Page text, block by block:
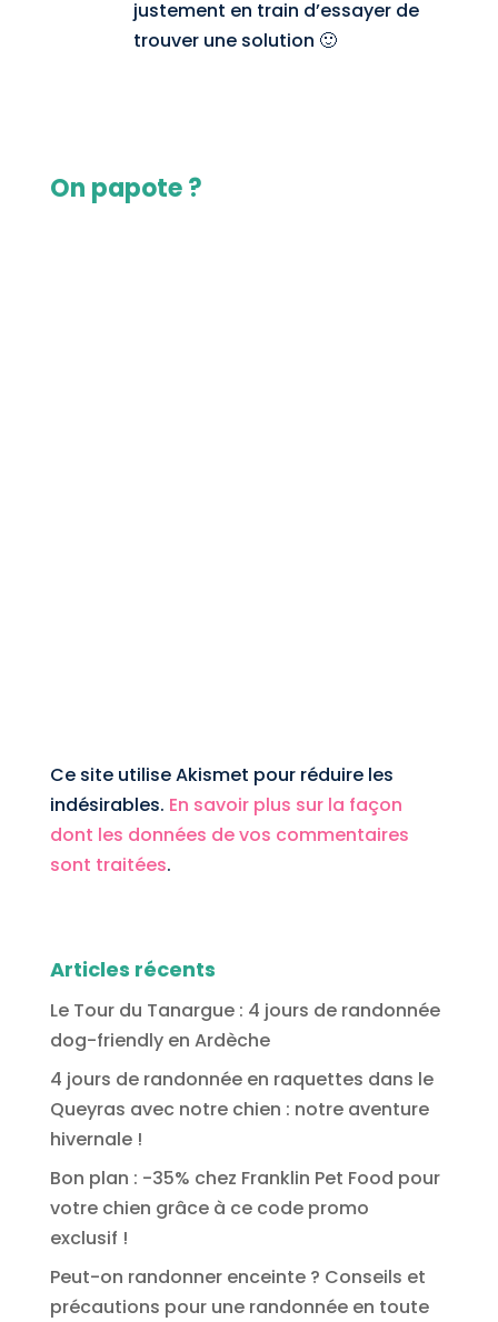
justement en train d’essayer de
trouver une solution 🙂
On papote ?
Ce site utilise Akismet pour réduire les
indésirables. En savoir plus sur la façon
dont les données de vos commentaires
sont traitées.
Articles récents
Le Tour du Tanargue : 4 jours de randonnée
dog-friendly en Ardèche
4 jours de randonnée en raquettes dans le
Queyras avec notre chien : notre aventure
hivernale !
Bon plan : -35% chez Franklin Pet Food pour
votre chien grâce à ce code promo
exclusif !
Peut-on randonner enceinte ? Conseils et
précautions pour une randonnée en toute